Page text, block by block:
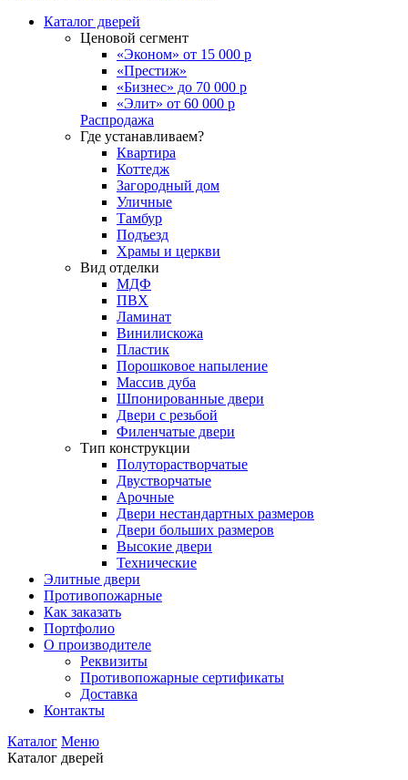
Каталог дверей
Ценовой сегмент
«Эконом» от 15 000 р
«Престиж»
«Бизнес» до 70 000 р
«Элит» от 60 000 р
Распродажа
Где устанавливаем?
Квартира
Коттедж
Загородный дом
Уличные
Тамбур
Подъезд
Храмы и церкви
Вид отделки
МДФ
ПВХ
Ламинат
Винилискожа
Пластик
Порошковое напыление
Массив дуба
Шпонированные двери
Двери с резьбой
Филенчатые двери
Тип конструкции
Полуторастворчатые
Двустворчатые
Арочные
Двери нестандартных размеров
Двери больших размеров
Высокие двери
Технические
Элитные двери
Противопожарные
Как заказать
Портфолио
О производителе
Реквизиты
Противопожарные сертификаты
Доставка
Контакты
Каталог Меню
Каталог дверей